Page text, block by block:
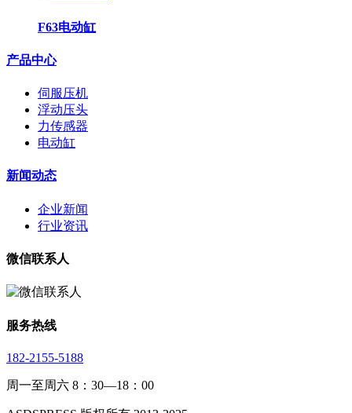
F63电动缸
产品中心
伺服压机
浮动压头
力传感器
电动缸
新闻动态
企业新闻
行业资讯
微信联系人
服务热线
182-2155-5188
周一至周六 8：30—18：00